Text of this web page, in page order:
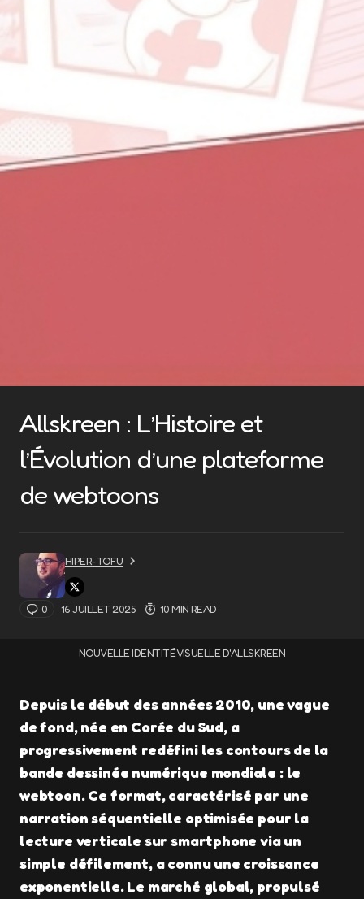
Allskreen : L’Histoire et
l’Évolution d’une plateforme
de webtoons
HIPER-TOFU
0 16 JUILLET 2025 10 MIN READ
NOUVELLE IDENTITÉ VISUELLE D'ALLSKREEN
Depuis le début des années 2010, une vague
de fond, née en Corée du Sud, a
progressivement redéfini les contours de la
bande dessinée numérique mondiale : le
webtoon. Ce format, caractérisé par une
narration séquentielle optimisée pour la
lecture verticale sur smartphone via un
simple défilement, a connu une croissance
exponentielle. Le marché global, propulsé